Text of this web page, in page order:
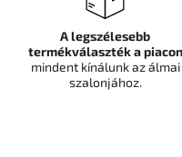
A legszélesebb
termékválaszték a piacon
mindent kínálunk az álmai
szalonjához.